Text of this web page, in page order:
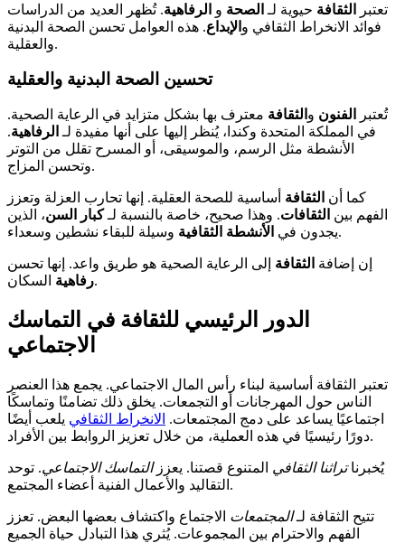
تعتبر الثقافة حيوية لـ الصحة و الرفاهية. تُظهر العديد من الدراسات
فوائد الانخراط الثقافي و الإبداع. هذه العوامل تحسن الصحة البدنية
والعقلية.
تحسين الصحة البدنية والعقلية
تُعتبر الفنون و الثقافة معترف بها بشكل متزايد في الرعاية الصحية.
في المملكة المتحدة وكندا، يُنظر إليها على أنها مفيدة لـ الرفاهية.
الأنشطة مثل الرسم، والموسيقى، أو المسرح تقلل من التوتر
وتحسن المزاج.
كما أن الثقافة أساسية للصحة العقلية. إنها تحارب العزلة وتعزز
الفهم بين الثقافات. وهذا صحيح، خاصة بالنسبة لـكبار السن، الذين
يجدون في الأنشطة الثقافية وسيلة للبقاء نشطين وسعداء.
إن إضافة الثقافة إلى الرعاية الصحية هو طريق واعد. إنها تحسن
رفاهيةالسكان.
الدور الرئيسي للثقافة في التماسك
الاجتماعي
تعتبر الثقافة أساسية لبناء رأس المال الاجتماعي. يجمع هذا العنصر
الناس حول المهرجانات أو التجمعات. يخلق ذلك تضامنًا وتماسكًا
اجتماعيًا يساعد على دمج المجتمعات. الانخراط الثقافي يلعب أيضًا
دورًا رئيسيًا في هذه العملية، من خلال تعزيز الروابط بين الأفراد.
يُخبرناتراثنا الثقافي المتنوع قصتنا. يعززالتماسك الاجتماعي. توحد
التقاليد والأعمال الفنية أعضاء المجتمع.
تتيح الثقافة لـالمجتمعات الاجتماع واكتشاف بعضها البعض. تعزز
الفهم والاحترام بين المجموعات. يُثري هذا التبادل حياة الجميع